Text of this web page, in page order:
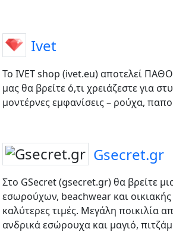
Ivet
Το IVET shop (ivet.eu) αποτελεί
μας θα βρείτε ό,τι χρειάζεστε για
μοντέρνες εμφανίσεις – ρούχα,
Gsecret.gr
Στο GSecret (gsecret.gr) θα βρείτε
εσωρούχων, beachwear και οικιακής
καλύτερες τιμές. Μεγάλη ποικιλία
ανδρικά εσώρουχα και μαγιό,